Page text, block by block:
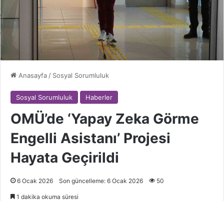
Anasayfa / Sosyal Sorumluluk
Sosyal Sorumluluk Haberler
OMÜ’de ‘Yapay Zeka Görme
Engelli Asistanı’ Projesi
Hayata Geçirildi
6 Ocak 2026 Son güncelleme: 6 Ocak 2026 50
1 dakika okuma süresi